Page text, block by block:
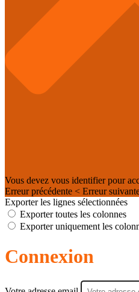
Vous devez vous identifier pour
Erreur précédente < Erreur
Exporter les lignes sélectionnées
Exporter toutes les colonnes
Exporter uniquement les
Connexion